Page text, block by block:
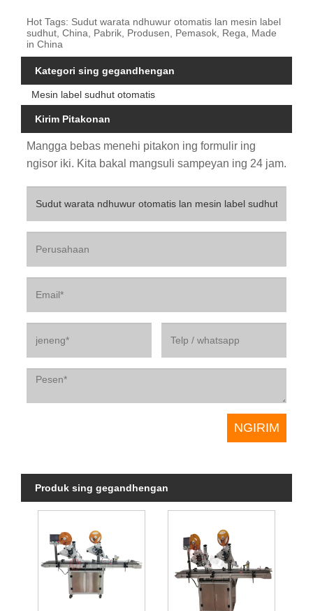
Hot Tags: Sudut warata ndhuwur otomatis lan mesin label
sudhut, China, Pabrik, Produsen, Pemasok, Rega, Made
in China
Kategori sing gegandhengan
Mesin label sudhut otomatis
Kirim Pitakonan
Mangga bebas menehi pitakon ing formulir ing
ngisor iki. Kita bakal mangsuli sampeyan ing 24 jam.
Produk sing gegandhengan